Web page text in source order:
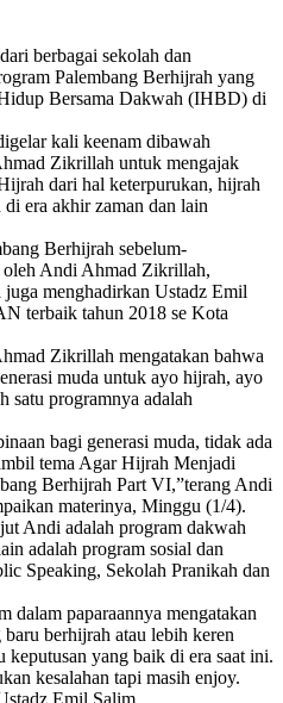
berbagai sekolah dan
Palembang Berhijrah yang
Bersama Dakwah (IHBD) di
kali keenam dibawah
Zikrillah untuk mengajak
dari hal keterpurukan, hijrah
era akhir zaman dan lain
Berhijrah sebelum-
oleh Andi Ahmad Zikrillah,
menghadirkan Ustadz Emil
terbaik tahun 2018 se Kota
Zikrillah mengatakan bahwa
muda untuk ayo hijrah, ayo
satu programnya adalah
bagi generasi muda, tidak ada
tema Agar Hijrah Menjadi
Berhijrah Part VI,”terang Andi
materinya, Minggu (1/4).
Andi adalah program dakwah
adalah program sosial dan
Speaking, Sekolah Pranikah dan
dalam paparaannya mengatakan
berhijrah atau lebih keren
keputusan yang baik di era saat ini.
kesalahan tapi masih enjoy.
Emil Salim.